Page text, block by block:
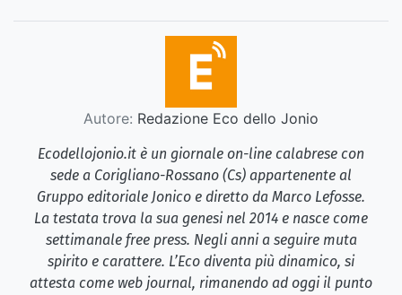
Autore: Redazione Eco dello Jonio
Ecodellojonio.it è un giornale on-line calabrese con
sede a Corigliano-Rossano (Cs) appartenente al
Gruppo editoriale Jonico e diretto da Marco Lefosse.
La testata trova la sua genesi nel 2014 e nasce come
settimanale free press. Negli anni a seguire muta
spirito e carattere. L’Eco diventa più dinamico, si
attesta come web journal, rimanendo ad oggi il punto